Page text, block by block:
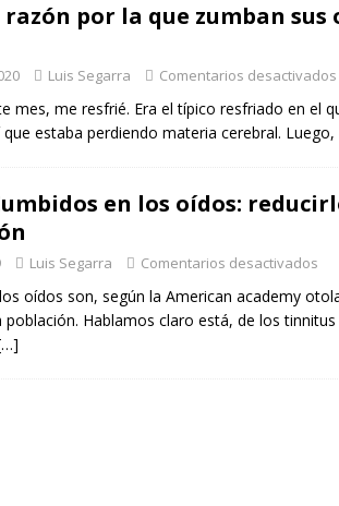
2026 ] El REBI Cuenca echa a rodar con ilusión
razón por la que zumban
Luis Segarra Comentarios desactivados
mes, me resfrié. Era el típico resfriado en el
estaba perdiendo materia cerebral.
en los oídos:
Luis Segarra Comentarios desactivados
oídos son, según la American academy
Hablamos claro está, de los